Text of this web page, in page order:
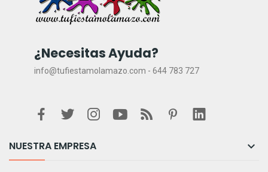
¿Necesitas Ayuda?
info@tufiestamolamazo.com - 644 783 727
NUESTRA EMPRESA 